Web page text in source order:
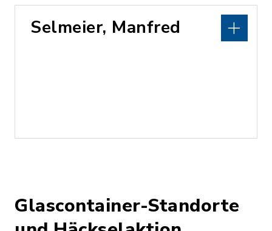
Selmeier, Manfred
Glascontainer-Standorte